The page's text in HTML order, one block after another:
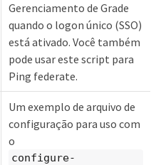
Gerenciamento de Grade
quando o logon único (SSO)
está ativado. Você também
pode usar este script para
Ping federate.
Um exemplo de arquivo de
configuração para uso com
o
configure-